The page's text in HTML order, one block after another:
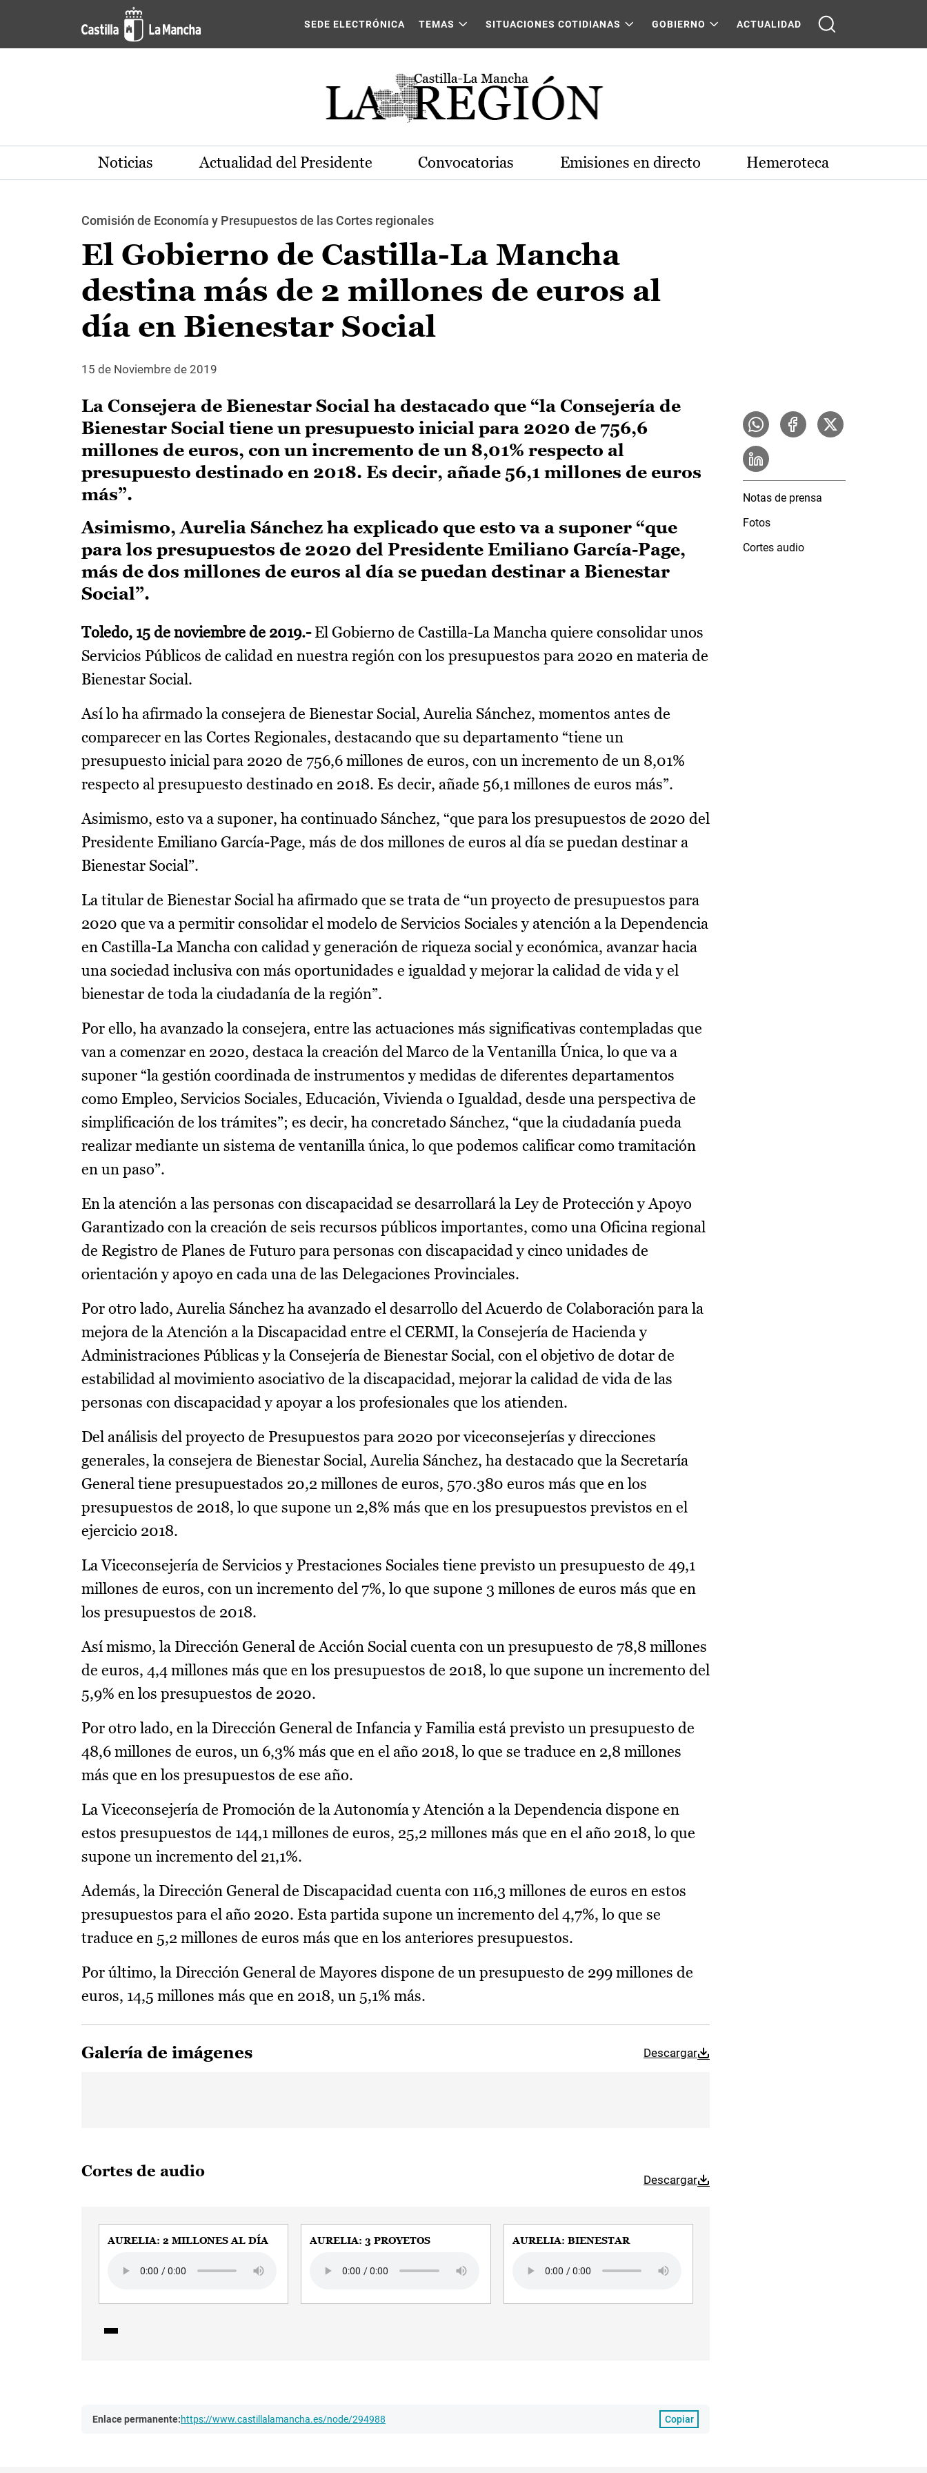
Pasar al contenido principal
SEDE ELECTRÓNICA TEMAS SITUACIONES COTIDIANAS GOBIERNO ACTUALIDAD
Noticias Actualidad del Presidente Convocatorias Emisiones en directo Hemeroteca
Comisión de Economía y Presupuestos de las Cortes regionales
El Gobierno de Castilla-La Mancha
destina más de 2 millones de euros al
día en Bienestar Social
15 de Noviembre de 2019
La Consejera de Bienestar Social ha destacado que “la Consejería de
Bienestar Social tiene un presupuesto inicial para 2020 de 756,6
millones de euros, con un incremento de un 8,01% respecto al
presupuesto destinado en 2018. Es decir, añade 56,1 millones de euros
más”.
Asimismo, Aurelia Sánchez ha explicado que esto va a suponer “que
para los presupuestos de 2020 del Presidente Emiliano García-Page,
más de dos millones de euros al día se puedan destinar a Bienestar
Social”.
Toledo, 15 de noviembre de 2019.-El Gobierno de Castilla-La Mancha quiere consolidar unos
Servicios Públicos de calidad en nuestra región con los presupuestos para 2020 en materia de
Bienestar Social.
Así lo ha afirmado la consejera de Bienestar Social, Aurelia Sánchez, momentos antes de
comparecer en las Cortes Regionales, destacando que su departamento “tiene un
presupuesto inicial para 2020 de 756,6 millones de euros, con un incremento de un 8,01%
respecto al presupuesto destinado en 2018. Es decir, añade 56,1 millones de euros más”.
Asimismo, esto va a suponer, ha continuado Sánchez, “que para los presupuestos de 2020 del
Presidente Emiliano García-Page, más de dos millones de euros al día se puedan destinar a
Bienestar Social”.
La titular de Bienestar Social ha afirmado que se trata de “un proyecto de presupuestos para
2020 que va a permitir consolidar el modelo de Servicios Sociales y atención a la Dependencia
en Castilla-La Mancha con calidad y generación de riqueza social y económica, avanzar hacia
una sociedad inclusiva con más oportunidades e igualdad y mejorar la calidad de vida y el
bienestar de toda la ciudadanía de la región”.
Por ello, ha avanzado la consejera, entre las actuaciones más significativas contempladas que
van a comenzar en 2020, destaca la creación del Marco de la Ventanilla Única, lo que va a
suponer “la gestión coordinada de instrumentos y medidas de diferentes departamentos
como Empleo, Servicios Sociales, Educación, Vivienda o Igualdad, desde una perspectiva de
simplificación de los trámites”; es decir, ha concretado Sánchez, “que la ciudadanía pueda
realizar mediante un sistema de ventanilla única, lo que podemos calificar como tramitación
en un paso”.
En la atención a las personas con discapacidad se desarrollará la Ley de Protección y Apoyo
Garantizado con la creación de seis recursos públicos importantes, como una Oficina regional
de Registro de Planes de Futuro para personas con discapacidad y cinco unidades de
orientación y apoyo en cada una de las Delegaciones Provinciales.
Por otro lado, Aurelia Sánchez ha avanzado el desarrollo del Acuerdo de Colaboración para la
mejora de la Atención a la Discapacidad entre el CERMI, la Consejería de Hacienda y
Administraciones Públicas y la Consejería de Bienestar Social, con el objetivo de dotar de
estabilidad al movimiento asociativo de la discapacidad, mejorar la calidad de vida de las
personas con discapacidad y apoyar a los profesionales que los atienden.
Del análisis del proyecto de Presupuestos para 2020 por viceconsejerías y direcciones
generales, la consejera de Bienestar Social, Aurelia Sánchez, ha destacado que la Secretaría
General tiene presupuestados 20,2 millones de euros, 570.380 euros más que en los
presupuestos de 2018, lo que supone un 2,8% más que en los presupuestos previstos en el
ejercicio 2018.
La Viceconsejería de Servicios y Prestaciones Sociales tiene previsto un presupuesto de 49,1
millones de euros, con un incremento del 7%, lo que supone 3 millones de euros más que en
los presupuestos de 2018.
Así mismo, la Dirección General de Acción Social cuenta con un presupuesto de 78,8 millones
de euros, 4,4 millones más que en los presupuestos de 2018, lo que supone un incremento del
5,9% en los presupuestos de 2020.
Por otro lado, en la Dirección General de Infancia y Familia está previsto un presupuesto de
48,6 millones de euros, un 6,3% más que en el año 2018, lo que se traduce en 2,8 millones
más que en los presupuestos de ese año.
La Viceconsejería de Promoción de la Autonomía y Atención a la Dependencia dispone en
estos presupuestos de 144,1 millones de euros, 25,2 millones más que en el año 2018, lo que
supone un incremento del 21,1%.
Además, la Dirección General de Discapacidad cuenta con 116,3 millones de euros en estos
presupuestos para el año 2020. Esta partida supone un incremento del 4,7%, lo que se
traduce en 5,2 millones de euros más que en los anteriores presupuestos.
Por último, la Dirección General de Mayores dispone de un presupuesto de 299 millones de
euros, 14,5 millones más que en 2018, un 5,1% más.
Galería de imágenes Descargar
Cortes de audio Descargar
AURELIA: 2 MILLONES AL DÍA AURELIA: 3 PROYETOS AURELIA: BIENESTAR
Enlace permanente:https://www.castillalamancha.es/node/294988 Copiar
Notas de prensa
Fotos
Cortes audio